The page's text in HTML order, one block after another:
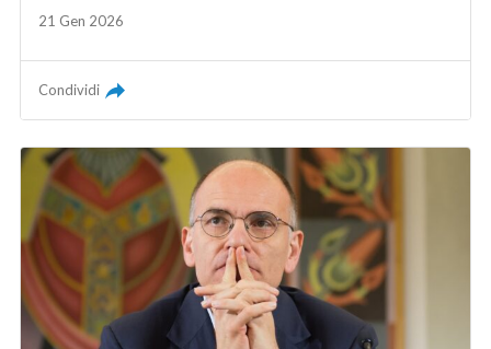
21 Gen 2026
Condividi